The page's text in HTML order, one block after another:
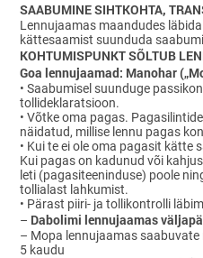
SAABUMINE SIHTKOHTA,
Lennujaamas maandudes
kättesaamist suunduda
KOHTUMISPUNKT SÕLTUB
Goa lennujaamad: Manohar
• Saabumisel suunduge
tollideklaratsioon.
• Võtke oma pagas.
näidatud, millise lennu pagas
• Kui te ei ole oma pagasit kätte
Kui pagas on kadunud või
leti (pagasiteeninduse) poole
tollialast lahkumist.
• Pärast piiri- ja tollikontrolli
– Dabolimi lennujaamas
– Mopa lennujaamas
5 kaudu